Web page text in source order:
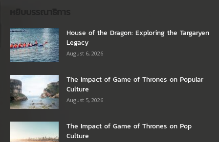
House of the Dragon: Exploring the Targaryen
Legacy
August 6, 2026
The Impact of Game of Thrones on Popular
Culture
August 5, 2026
The Impact of Game of Thrones on Pop
Culture